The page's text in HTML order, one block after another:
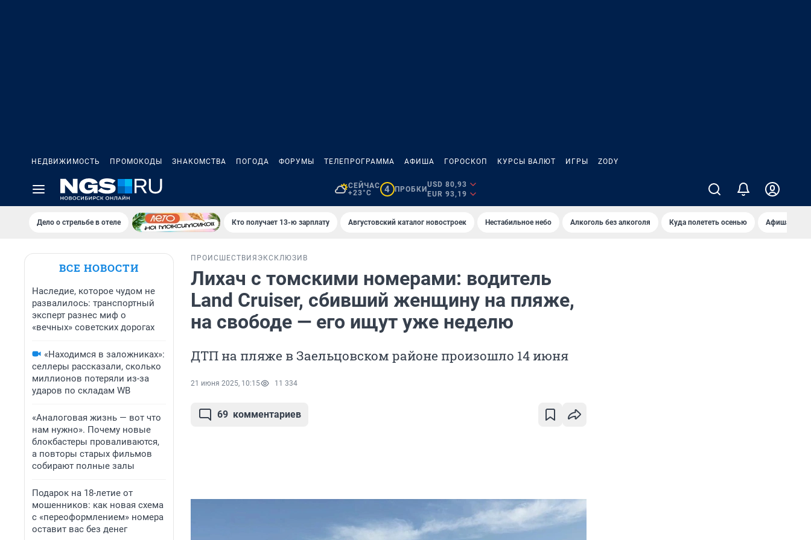
НЕДВИЖИМОСТЬ ПРОМОКОДЫ ЗНАКОМСТВА ПОГОДА ФОРУМЫ ТЕЛЕПРОГРАММА АФИША ГОРОСКОП КУРСЫ ВАЛЮТ ИГРЫ ZODY
СЕЙЧАС
+23°C
4 ПРОБКИ
USD 80,93
EUR 93,19
Дело о стрельбе в отеле Кто получает 13-ю зарплату Августовский каталог новостроек Нестабильное небо Алкоголь без алкоголя Куда полететь осенью Афиша на
ВСЕ НОВОСТИ
Наследие, которое чудом не
развалилось: транспортный
эксперт разнес миф о
«вечных» советских дорогах
«Находимся в заложниках»:
селлеры рассказали, сколько
миллионов потеряли из-за
ударов по складам WB
«Аналоговая жизнь — вот что
нам нужно». Почему новые
блокбастеры проваливаются,
а повторы старых фильмов
собирают полные залы
Подарок на 18-летие от
мошенников: как новая схема
с «переоформлением» номера
оставит вас без денег
ПРОИСШЕСТВИЯ ЭКСКЛЮЗИВ
Лихач с томскими номерами: водитель
Land Cruiser, сбивший женщину на пляже,
на свободе — его ищут уже неделю
ДТП на пляже в Заельцовском районе произошло 14 июня
21 июня 2025, 10:15 11 334
69 комментариев